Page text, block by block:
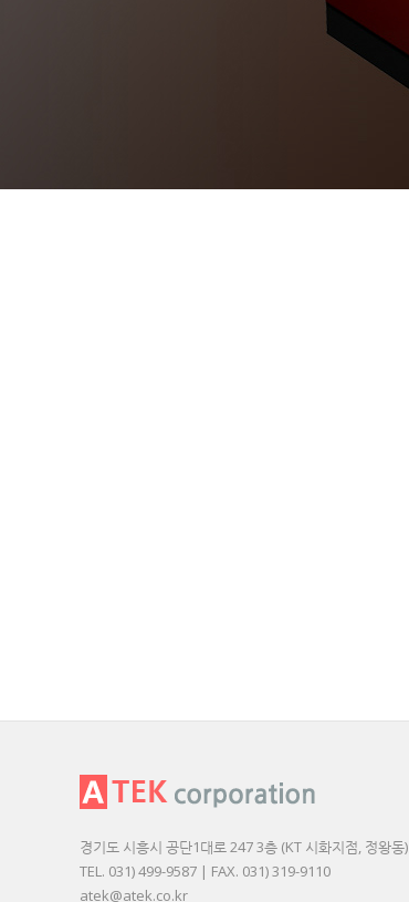
경기도 시흥시 공단1대로 247 3층 (KT 시화지점, 정왕동)
TEL. 031) 499-9587 | FAX. 031) 319-9110
atek@atek.co.kr